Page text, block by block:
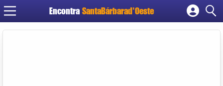
Encontra SantaBárbarad'Oeste
Cadastrar empresa